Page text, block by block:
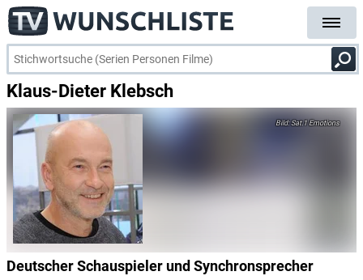
Klaus-Dieter Klebsch
Sat.1 Emotions
Deutscher Schauspieler und Synchronsprecher